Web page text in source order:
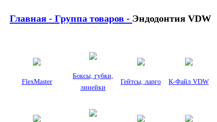
Главная - Группа товаров - Эндодонтия VDW
FlexMaster
Боксы, губки,
линейки
Гейтсы, ларго К-Файл VDW